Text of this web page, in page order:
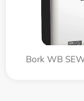
Bork WB